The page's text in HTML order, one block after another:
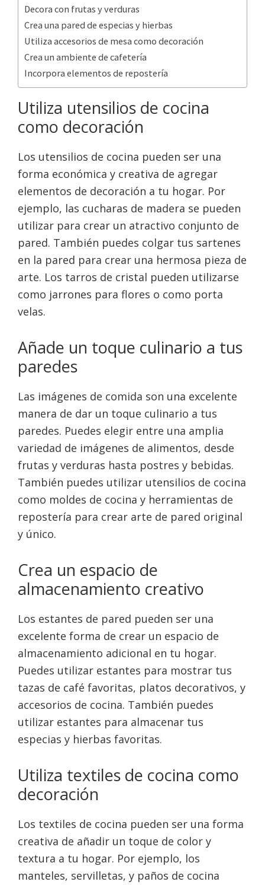
Decora con frutas y verduras
Crea una pared de especias y hierbas
Utiliza accesorios de mesa como decoración
Crea un ambiente de cafetería
Incorpora elementos de repostería
Utiliza utensilios de cocina
como decoración
Los utensilios de cocina pueden ser una
forma económica y creativa de agregar
elementos de decoración a tu hogar. Por
ejemplo, las cucharas de madera se pueden
utilizar para crear un atractivo conjunto de
pared. También puedes colgar tus sartenes
en la pared para crear una hermosa pieza de
arte. Los tarros de cristal pueden utilizarse
como jarrones para flores o como porta
velas.
Añade un toque culinario a tus
paredes
Las imágenes de comida son una excelente
manera de dar un toque culinario a tus
paredes. Puedes elegir entre una amplia
variedad de imágenes de alimentos, desde
frutas y verduras hasta postres y bebidas.
También puedes utilizar utensilios de cocina
como moldes de cocina y herramientas de
repostería para crear arte de pared original
y único.
Crea un espacio de
almacenamiento creativo
Los estantes de pared pueden ser una
excelente forma de crear un espacio de
almacenamiento adicional en tu hogar.
Puedes utilizar estantes para mostrar tus
tazas de café favoritas, platos decorativos, y
accesorios de cocina. También puedes
utilizar estantes para almacenar tus
especias y hierbas favoritas.
Utiliza textiles de cocina como
decoración
Los textiles de cocina pueden ser una forma
creativa de añadir un toque de color y
textura a tu hogar. Por ejemplo, los
manteles, servilletas, y paños de cocina